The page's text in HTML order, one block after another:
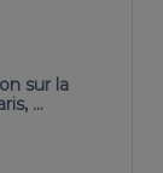
sur la
…